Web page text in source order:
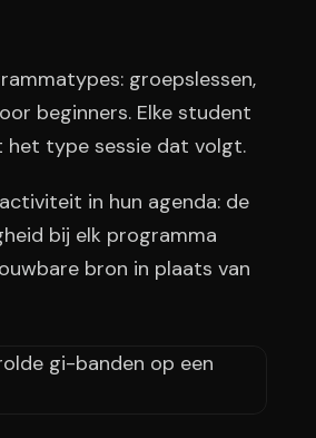
groepslessen,
beginners. Elke student
het type sessie dat volgt.
in hun agenda: de
bij elk programma
bron in plaats van